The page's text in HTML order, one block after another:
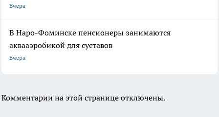
Вчера
В Наро-Фоминске пенсионеры занимаются
аквааэробикой для суставов
Вчера
Комментарии на этой странице отключены.